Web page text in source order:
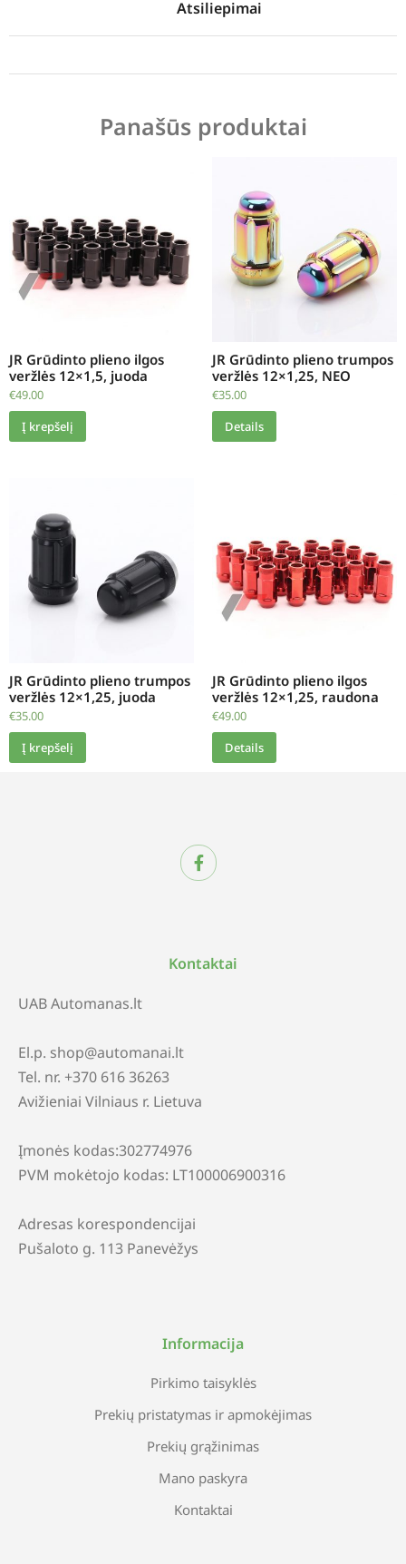
Atsiliepimai
Panašūs produktai
JR Grūdinto plieno ilgos
veržlės 12×1,5, juoda
€49.00
Į krepšelį
JR Grūdinto plieno trumpos
veržlės 12×1,25, NEO
€35.00
Details
JR Grūdinto plieno trumpos
veržlės 12×1,25, juoda
€35.00
Į krepšelį
JR Grūdinto plieno ilgos
veržlės 12×1,25, raudona
€49.00
Details
Kontaktai
UAB Automanas.lt
El.p. shop@automanai.lt
Tel. nr. +370 616 36263
Avižieniai Vilniaus r. Lietuva
Įmonės kodas:302774976
PVM mokėtojo kodas: LT100006900316
Adresas korespondencijai
Pušaloto g. 113 Panevėžys
Informacija
Pirkimo taisyklės
Prekių pristatymas ir apmokėjimas
Prekių grąžinimas
Mano paskyra
Kontaktai